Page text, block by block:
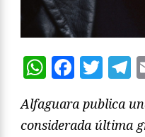
Alfaguara publica
considerada última